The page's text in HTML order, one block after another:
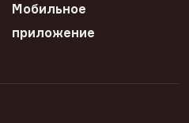
Мобильное
приложение